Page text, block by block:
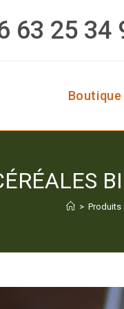
63 25 34
Boutique
> Produits